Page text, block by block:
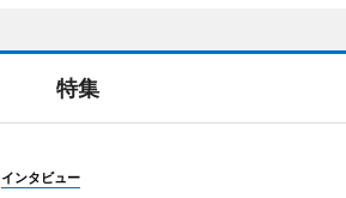
特集
インタビュー